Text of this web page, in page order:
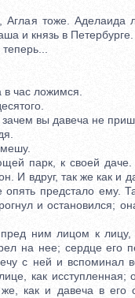
тоже. Аделаида
и князь в Петербурге.
час ложимся.
вы давеча не
парк, к своей даче.
И вдруг, так же как и
опять предстало ему.
и остановился;
ним лицом к лицу,
на нее; сердце его
с ней и вспоминал
как исступленная;
как и давеча в